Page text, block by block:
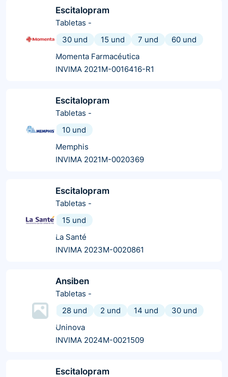
Escitalopram
Tabletas -
30 und
15 und 7 und
60 und
Momenta Farmacéutica
INVIMA 2021M-0016416-R1
Escitalopram
Tabletas -
10 und
Memphis
INVIMA 2021M-0020369
Escitalopram
Tabletas -
15 und
La Santé
INVIMA 2023M-0020861
Ansiben
Tabletas -
28 und
2 und 14 und
30 und
Uninova
INVIMA 2024M-0021509
Escitalopram